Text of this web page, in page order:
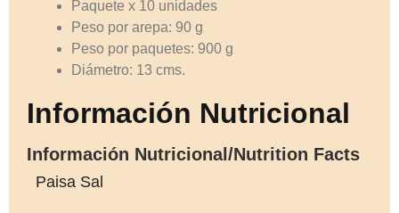
Paquete x 10 unidades
Peso por arepa: 90 g
Peso por paquetes: 900 g
Diámetro: 13 cms.
Información Nutricional
Información Nutricional/Nutrition Facts
Paisa Sal